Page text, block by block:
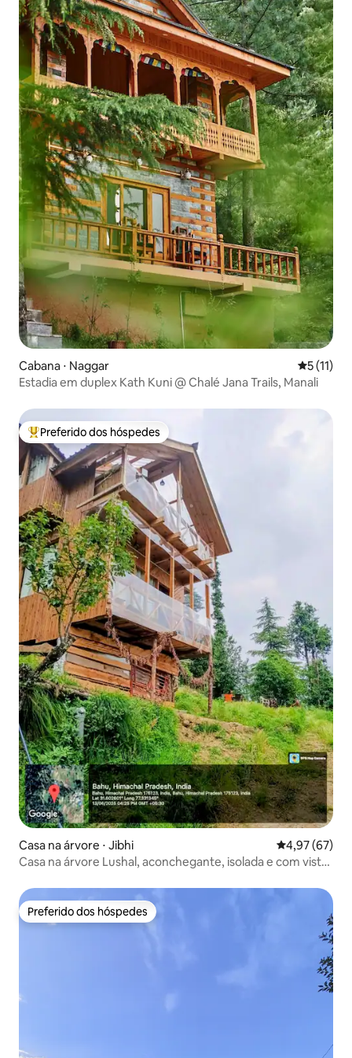
Cabana ⋅ Naggar 5 de uma
5 (11)
Estadia em duplex Kath Kuni @ Chalé Jana Trails, Manali
Entre os melhores preferidos dos hóspedes
Preferido dos hóspedes
Casa na árvore ⋅ Jibhi 4,97 de uma
4,97 (67)
Casa na árvore Lushal, aconchegante, isolada e com vista
Preferido dos hóspedes
Preferido dos hóspedes